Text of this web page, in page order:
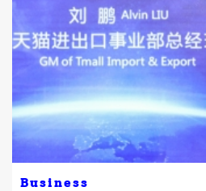
Business